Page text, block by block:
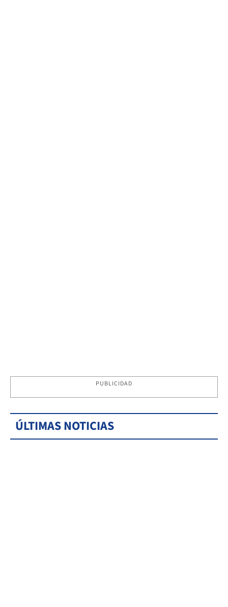
PUBLICIDAD
ÚLTIMAS NOTICIAS